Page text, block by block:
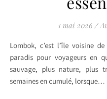
1 mai 2026 /
Lombok, c’est l’île voisine de Bali encore peu touristique. Un
paradis pour voyageurs en
sauvage, plus nature, plus
semaines en cumulé, lorsque…